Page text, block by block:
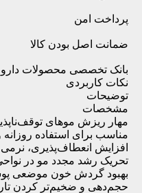
پرداخت امن
ضمانت اصل بودن کالا
بانک تخصصی محصولات
نکات کاربردی
توضیحات
مشخصات
مهار ریزش موهای
مناسب برای استفاده
افزایش انعطاف‌پذیری،
تحریک رشد مجدد مو در
بهبود گردش خون موضعی
حجم‌دهی و ضخیم‌تر کردن